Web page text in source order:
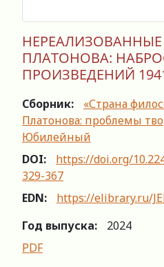
ПЛАТОНОВА:
ПРОИЗВЕДЕНИЙ
Сборник:
«Страна
Платонова: проблемы
Юбилейный
DOI:
https://doi.org/
329-367
EDN:
https://elibrary.ru/
Год выпуска:
2024
PDF